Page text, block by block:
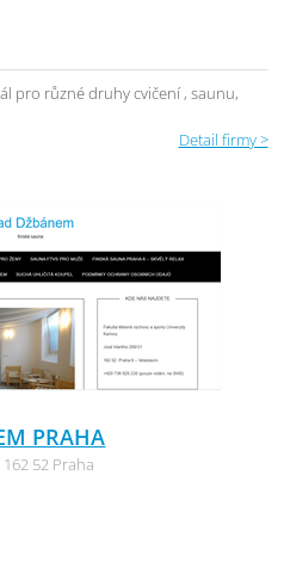
pro různé druhy cvičení , saunu,
Detail firmy >
PRAHA
52 Praha